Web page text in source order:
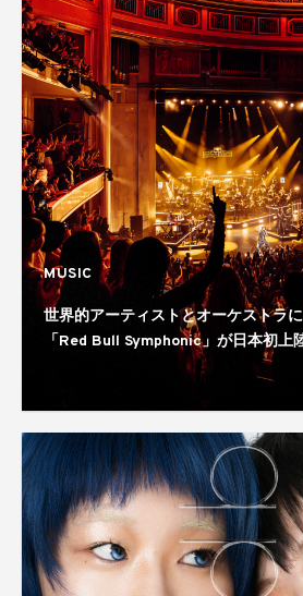
MUSIC
世界的アーティストとオーケストラ
「Red Bull Symphonic」が日本初上
岡、仙台、横浜の4都市で開催へ